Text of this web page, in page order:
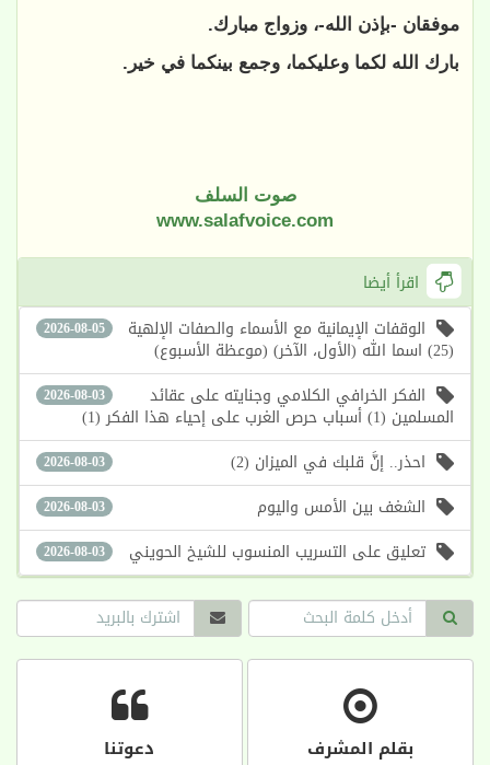
موفقان -بإذن الله-، وزواج مبارك.
بارك الله لكما وعليكما، وجمع بينكما في خير.
صوت السلف
www.salafvoice.com
اقرأ أيضا
2026-08-05 الوقفات الإيمانية مع الأسماء والصفات الإلهية
(25) اسما الله (الأول، الآخر) (موعظة الأسبوع)
2026-08-03 الفكر الخرافي الكلامي وجنايته على عقائد
المسلمين (1) أسباب حرص الغرب على إحياء هذا الفكر (1)
2026-08-03 احذر.. إنَّ قلبك في الميزان (2)
2026-08-03 الشغف بين الأمس واليوم
2026-08-03 تعليق على التسريب المنسوب للشيخ الحويني
بقلم المشرف دعوتنا